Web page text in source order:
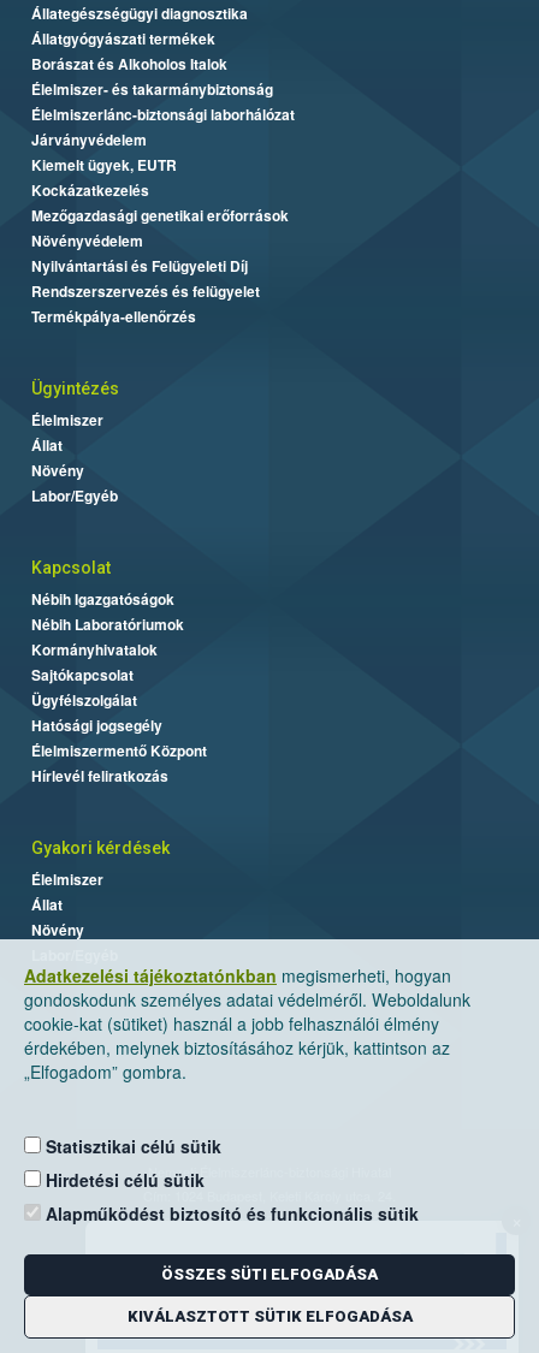
Adatkezelési tájékoztatónkban megismerheti, hogyan
gondoskodunk személyes adatai védelméről. Weboldalunk
cookie-kat (sütiket) használ a jobb felhasználói élmény
érdekében, melynek biztosításához kérjük, kattintson az
„Elfogadom” gombra.
Statisztikai célú sütik
Hirdetési célú sütik
Alapműködést biztosító és funkcionális sütik
ÖSSZES SÜTI ELFOGADÁSA
KIVÁLASZTOTT SÜTIK ELFOGADÁSA
Állategészségügyi diagnosztika
Állatgyógyászati termékek
Borászat és Alkoholos Italok
Élelmiszer- és takarmánybiztonság
Élelmiszerlánc-biztonsági laborhálózat
Járványvédelem
Kiemelt ügyek, EUTR
Kockázatkezelés
Mezőgazdasági genetikai erőforrások
Növényvédelem
Nyilvántartási és Felügyeleti Díj
Rendszerszervezés és felügyelet
Termékpálya-ellenőrzés
Ügyintézés
Élelmiszer
Állat
Növény
Labor/Egyéb
Kapcsolat
Nébih Igazgatóságok
Nébih Laboratóriumok
Kormányhivatalok
Sajtókapcsolat
Ügyfélszolgálat
Hatósági jogsegély
Élelmiszermentő Központ
Hírlevél feliratkozás
Gyakori kérdések
Élelmiszer
Állat
Növény
Nemzeti Élelmiszerlánc-biztonsági Hivatal
Levelezési cím: 1525 Budapest. Pf. 30.
E-mail:ugyfelszolgalat@nebih.gov.hu
Zöld szám: 06-80/263-244
Telefon: 06-1/ 336-9000